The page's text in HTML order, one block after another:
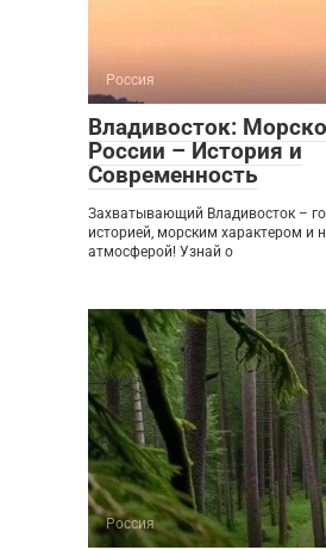
Россия
Владивосток:
России – История и
Современность
Захватывающий Владивосток –
историей, морским характером и
атмосферой! Узнай о
Россия